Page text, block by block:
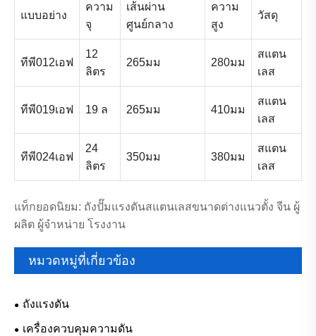
แบบอย่าง
ความ
จุ
เส้นผ่าน
ศูนย์กลาง
ความ
สูง
วัสดุ
ทีพี012เอฟ
12
ลิตร
265มม 280มม
สแตน
เลส
ทีพี019เอฟ 19 ล 265มม 410มม
สแตน
เลส
ทีพี024เอฟ
24
ลิตร
350มม 380มม
สแตน
เลส
แท็กยอดนิยม: ถังปั๊มแรงดันสแตนเลสขนาดต่างแนวตั้ง จีน ผู้
ผลิต ผู้จำหน่าย โรงงาน
หมวดหมู่ที่เกี่ยวข้อง
ถังแรงดัน
เครื่องควบคุมความดัน